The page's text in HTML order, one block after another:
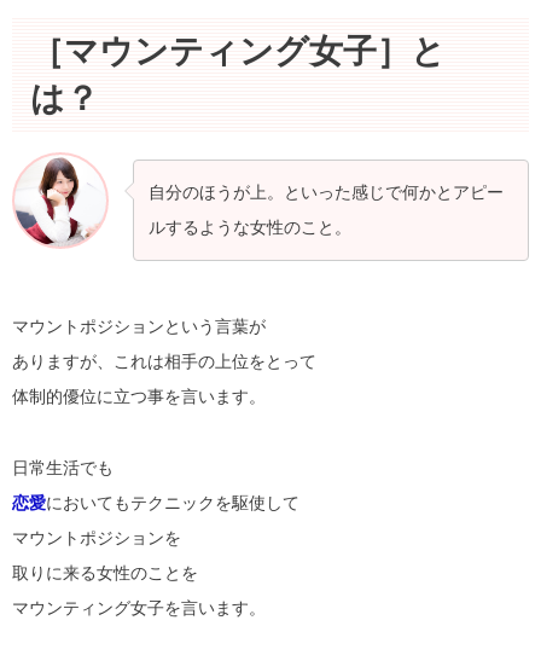
［マウンティング女子］と
は？
自分のほうが上。といった感じで何かとアピー
ルするような女性のこと。
マウントポジションという言葉が
ありますが、これは相手の上位をとって
体制的優位に立つ事を言います。
日常生活でも
恋愛においてもテクニックを駆使して
マウントポジションを
取りに来る女性のことを
マウンティング女子を言います。